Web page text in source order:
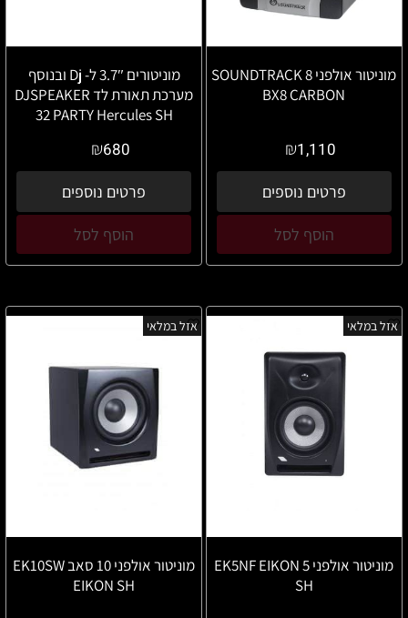
מוניטור אולפני 8 SOUNDTRACK
BX8 CARBON
₪1,110
פרטים נוספים
הוסף לסל
מוניטורים 3.7″ ל- Dj ובנוסף
מערכת תאורת לד DJSPEAKER
32 PARTY Hercules SH
₪680
פרטים נוספים
הוסף לסל
אזל במלאי
מוניטור אולפני 5 EK5NF EIKON
SH
אזל במלאי
מוניטור אולפני 10 סאב EK10SW
EIKON SH